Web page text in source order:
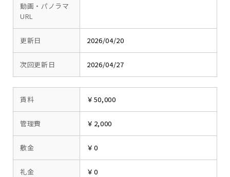
動画・パノラマ
URL
更新日 2026/04/20
次回更新日 2026/04/27
賃料 ￥50,000
管理費 ￥2,000
敷金 ￥0
礼金 ￥0